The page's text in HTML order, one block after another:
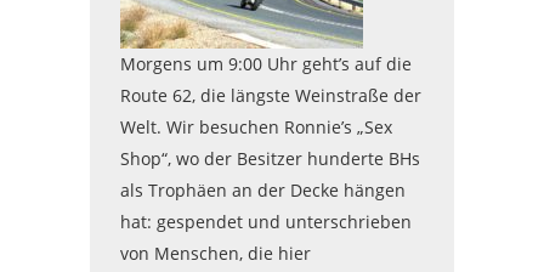
Morgens um 9:00 Uhr geht’s auf die
Route 62, die längste Weinstraße der
Welt. Wir besuchen Ronnie’s „Sex
Shop“, wo der Besitzer hunderte BHs
als Trophäen an der Decke hängen
hat: gespendet und unterschrieben
von Menschen, die hier